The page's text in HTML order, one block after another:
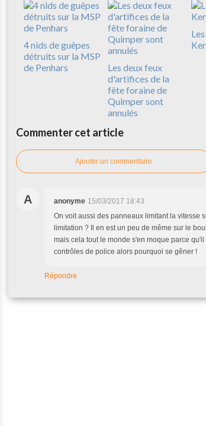
4 nids de guêpes
détruits sur la MSP
de Penhars
Les deux feux
d'artifices de la
fête foraine de
Quimper sont
annulés
Commenter cet article
Ajouter un commentaire
A anonyme 15/03/2017 18:43
On voit aussi des panneaux limitant la vitesse
limitation ? Il en est un peu de même sur le
mais cela tout le monde s'en moque parce
contrôles de police alors pourquoi se gêner !
Répondre